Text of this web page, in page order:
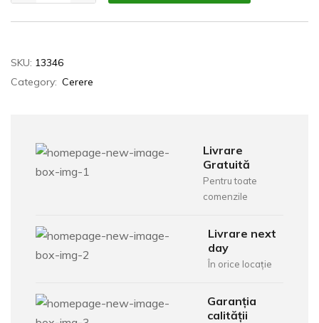
SKU: 13346
Category: Cerere
Livrare
Gratuită
Pentru toate
comenzile
Livrare next
day
În orice locație
Garanția
calității